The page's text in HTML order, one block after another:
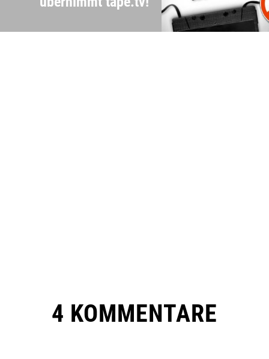
4 KOMMENTARE